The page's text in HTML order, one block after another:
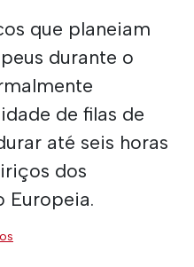
que planeiam
durante o
de filas de
até seis horas
dos
Europeia.